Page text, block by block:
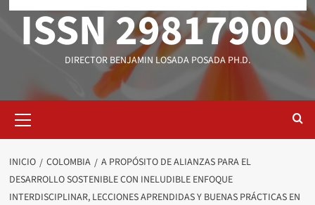
ISSN 29817900
DIRECTOR BENJAMIN LOSADA POSADA PH.D.
primario
INICIO COLOMBIA
A PROPÓSITO DE ALIANZAS PARA EL
DESARROLLO SOSTENIBLE CON INELUDIBLE ENFOQUE
INTERDISCIPLINAR, LECCIONES APRENDIDAS Y BUENAS PRÁCTICAS EN